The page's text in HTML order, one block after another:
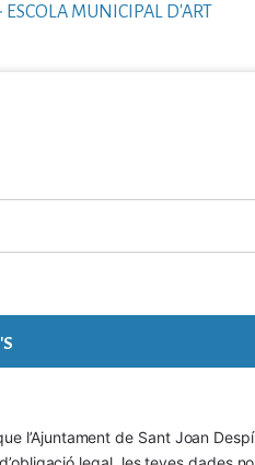
ESCOLA MUNICIPAL D'ART
l’Ajuntament de Sant Joan